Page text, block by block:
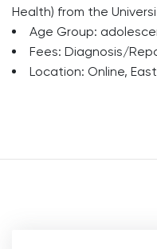
Health) from the
Age Group:
Fees: Diagnosis/
Location: Online,